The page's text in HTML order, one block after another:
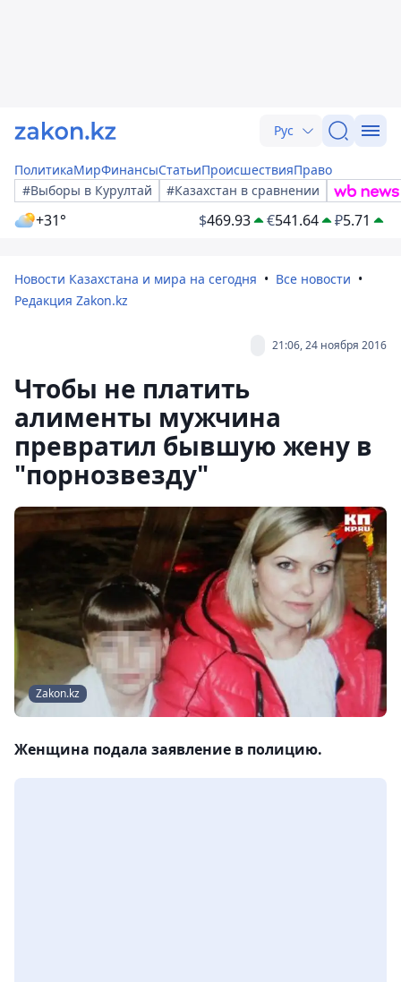
Рус
ПолитикаМирФинансыСтатьиПроисшествияПраво
#Выборы в Курултай
#Казахстан в сравнении
+31° $469.93 €541.64 ₽5.71
Новости Казахстана и мира на сегодня
Все новости
Редакция Zakon.kz
21:06, 24 ноября 2016
Чтобы не платить
алименты мужчина
превратил бывшую жену в
"порнозвезду"
Zakon.kz
Женщина подала заявление в полицию.